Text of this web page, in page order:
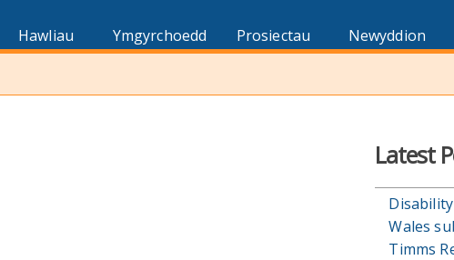
Hawliau Ymgyrchoedd Prosiectau Newyddion
Latest
Disability
Wales
Timms